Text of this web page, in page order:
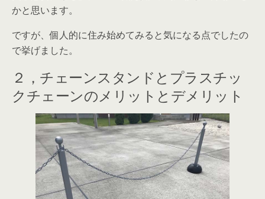
かと思います。
ですが、個人的に住み始めてみると気になる点でしたの
で挙げました。
２，チェーンスタンドとプラスチッ
クチェーンのメリットとデメリット